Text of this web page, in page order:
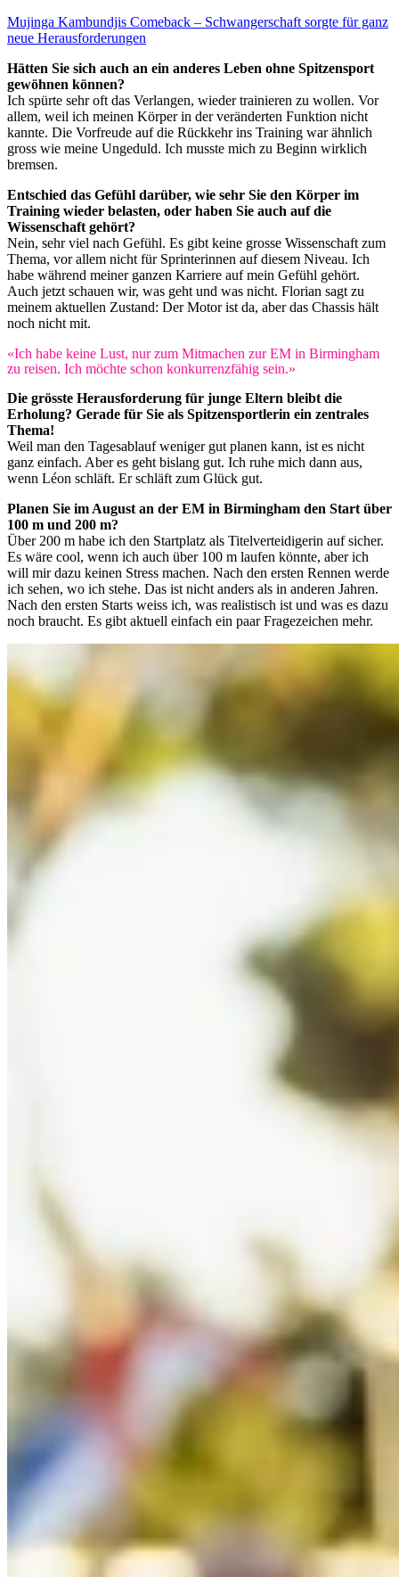
Mujinga Kambundjis Comeback – Schwangerschaft sorgte für ganz
neue Herausforderungen
Hätten Sie sich auch an ein anderes Leben ohne Spitzensport
gewöhnen können?
Ich spürte sehr oft das Verlangen, wieder trainieren zu wollen. Vor
allem, weil ich meinen Körper in der veränderten Funktion nicht
kannte. Die Vorfreude auf die Rückkehr ins Training war ähnlich
gross wie meine Ungeduld. Ich musste mich zu Beginn wirklich
bremsen.
Entschied das Gefühl darüber, wie sehr Sie den Körper im
Training wieder belasten, oder haben Sie auch auf die
Wissenschaft gehört?
Nein, sehr viel nach Gefühl. Es gibt keine grosse Wissenschaft zum
Thema, vor allem nicht für Sprinterinnen auf diesem Niveau. Ich
habe während meiner ganzen Karriere auf mein Gefühl gehört.
Auch jetzt schauen wir, was geht und was nicht. Florian sagt zu
meinem aktuellen Zustand: Der Motor ist da, aber das Chassis hält
noch nicht mit.
«Ich habe keine Lust, nur zum Mitmachen zur EM in Birmingham
zu reisen. Ich möchte schon konkurrenzfähig sein.»
Die grösste Herausforderung für junge Eltern bleibt die
Erholung? Gerade für Sie als Spitzensportlerin ein zentrales
Thema!
Weil man den Tagesablauf weniger gut planen kann, ist es nicht
ganz einfach. Aber es geht bislang gut. Ich ruhe mich dann aus,
wenn Léon schläft. Er schläft zum Glück gut.
Planen Sie im August an der EM in Birmingham den Start über
100 m und 200 m?
Über 200 m habe ich den Startplatz als Titelverteidigerin auf sicher.
Es wäre cool, wenn ich auch über 100 m laufen könnte, aber ich
will mir dazu keinen Stress machen. Nach den ersten Rennen werde
ich sehen, wo ich stehe. Das ist nicht anders als in anderen Jahren.
Nach den ersten Starts weiss ich, was realistisch ist und was es dazu
noch braucht. Es gibt aktuell einfach ein paar Fragezeichen mehr.